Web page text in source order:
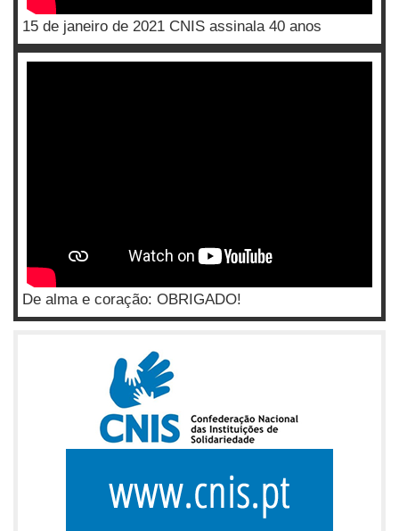
15 de janeiro de 2021 CNIS assinala 40 anos
De alma e coração: OBRIGADO!